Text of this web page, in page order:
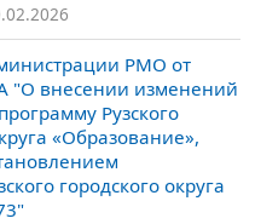
РМО от
"О внесении изменений
Рузского
«Образование»,
городского округа